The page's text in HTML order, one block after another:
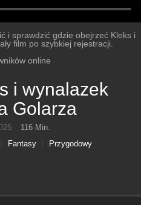
i sprawdzić gdzie obejrzeć Kleks i
film po szybkiej rejestracji.
online
i wynalazek
Golarza
116 Min.
Fantasy
Przygodowy